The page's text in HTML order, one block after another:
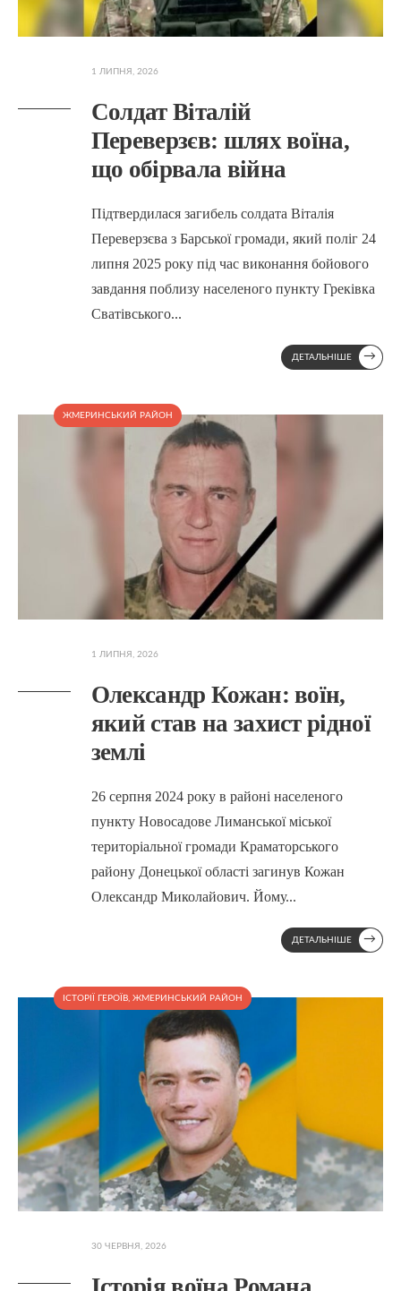
1 ЛИПНЯ, 2026
Солдат Віталій
Переверзєв: шлях воїна,
що обірвала війна
Підтвердилася загибель солдата Віталія
Переверзєва з Барської громади, який поліг 24
липня 2025 року під час виконання бойового
завдання поблизу населеного пункту Греківка
Сватівського...
ДЕТАЛЬНІШЕ →
ЖМЕРИНСЬКИЙ РАЙОН
1 ЛИПНЯ, 2026
Олександр Кожан: воїн,
який став на захист рідної
землі
26 серпня 2024 року в районі населеного
пункту Новосадове Лиманської міської
територіальної громади Краматорського
району Донецької області загинув Кожан
Олександр Миколайович. Йому...
ДЕТАЛЬНІШЕ →
ІСТОРІЇ ГЕРОЇВ ЖМЕРИНСЬКИЙ РАЙОН
30 ЧЕРВНЯ, 2026